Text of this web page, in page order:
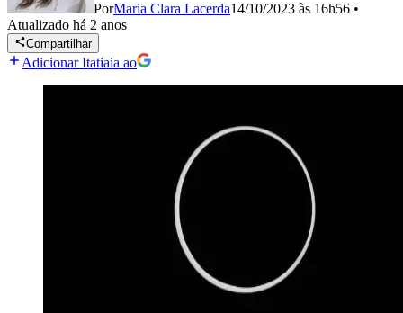
PorMaria Clara Lacerda14/10/2023 às 16h56 •
Atualizado há 2 anos
Compartilhar
Adicionar Itatiaia ao